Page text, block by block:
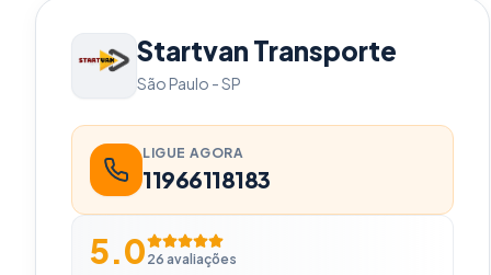
Startvan Transporte
São Paulo -SP
LIGUE AGORA
11966118183
5.0 26 avaliações